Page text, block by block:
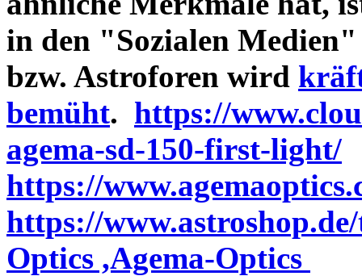
in den "Sozialen Medien"
bzw. Astroforen wird
bemüht. https://
agema-sd-150-first-light/
https://
https://
Optics ,Agema-Optics